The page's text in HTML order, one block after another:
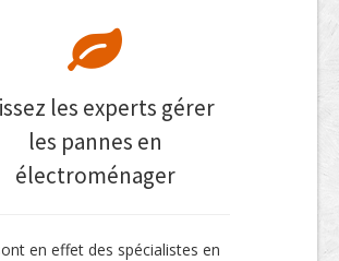
les experts gérer
les pannes en
électroménager
en effet des spécialistes en